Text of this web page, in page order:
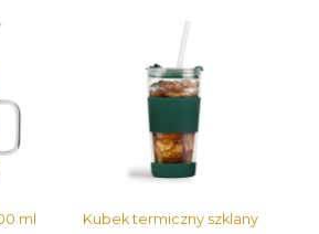
ml
Kubek termiczny szklany